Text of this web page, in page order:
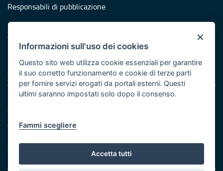
Responsabili di pubblicazione
Protezione civile
Vai al sito di Protezione Civile Puglia
Iniziativa finanziata con risorse del POR Puglia 2014/2020 -
Asse XI
Note legali
Cookie e privacy
Atti di notifica
Servizi Intranet
×
Informazioni sull'uso dei cookies
Questo sito web utilizza cookie essenziali per garantire
il suo corretto funzionamento e cookie di terze parti
per fornire servizi erogati da portali esterni. Questi
ultimi saranno impostati solo dopo il consenso.
Fammi scegliere
Accetta tutti